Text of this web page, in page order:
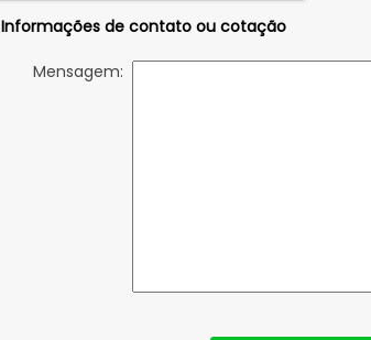
Informações de contato ou cotação
Mensagem: